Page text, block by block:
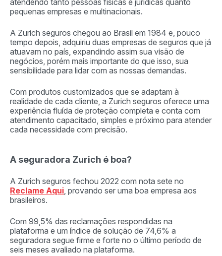
atendendo tanto pessoas físicas e jurídicas quanto
pequenas empresas e multinacionais.
A Zurich seguros chegou ao Brasil em 1984 e, pouco
tempo depois, adquiriu duas empresas de seguros que já
atuavam no país, expandindo assim sua visão de
negócios, porém mais importante do que isso, sua
sensibilidade para lidar com as nossas demandas.
Com produtos customizados que se adaptam à
realidade de cada cliente, a Zurich seguros oferece uma
experiência fluída de proteção completa e conta com
atendimento capacitado, simples e próximo para atender
cada necessidade com precisão.
A seguradora Zurich é boa?
A Zurich seguros fechou 2022 com nota sete no
Reclame Aqui, provando ser uma boa empresa aos
brasileiros.
Com 99,5% das reclamações respondidas na
plataforma e um índice de solução de 74,6% a
seguradora segue firme e forte no o último período de
seis meses avaliado na plataforma.